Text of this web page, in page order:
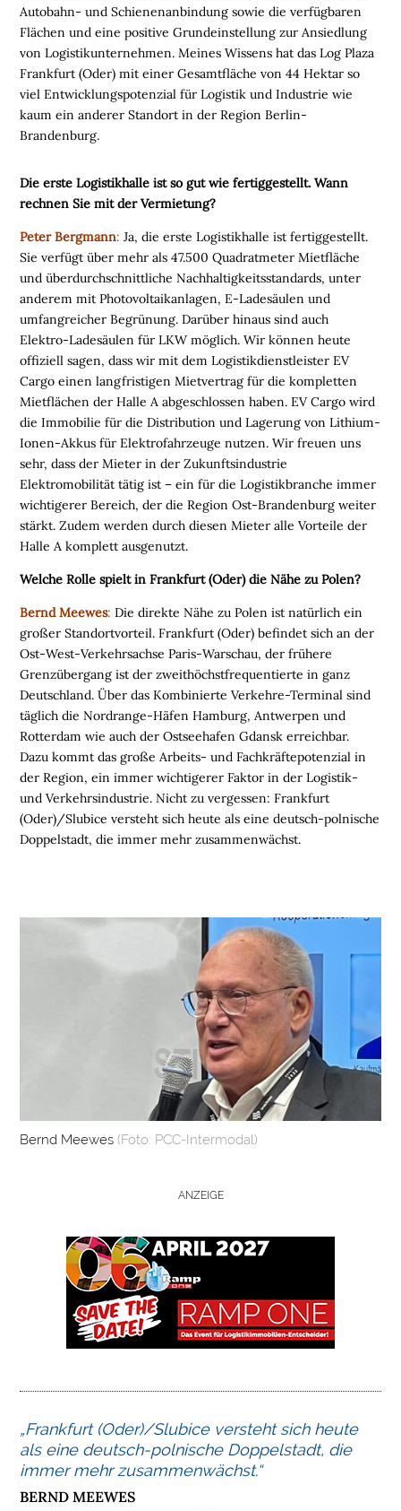
H
O
M
E
L
O
G
I
S
T
I
M
M
O
B
I
L
I
E
N
L
O
T
N
C
H
E
N
F
O
D
M
E
N
Autobahn- und Schienenanbindung sowie die verfügbaren
Flächen und eine positive Grundeinstellung zur Ansiedlung
von Logistikunternehmen. Meines Wissens hat das Log Plaza
Frankfurt (Oder) mit einer Gesamtfläche von 44 Hektar so
viel Entwicklungspotenzial für Logistik und Industrie wie
kaum ein anderer Standort in der Region Berlin-
Brandenburg.
Die erste Logistikhalle ist so gut wie fertiggestellt. Wann
rechnen Sie mit der Vermietung?
Peter Bergmann: Ja, die erste Logistikhalle ist fertiggestellt.
Sie verfügt über mehr als 47.500 Quadratmeter Mietfläche
und überdurchschnittliche Nachhaltigkeitsstandards, unter
anderem mit Photovoltaikanlagen, E-Ladesäulen und
umfangreicher Begrünung. Darüber hinaus sind auch
Elektro-Ladesäulen für LKW möglich. Wir können heute
offiziell sagen, dass wir mit dem Logistikdienstleister EV
Cargo einen langfristigen Mietvertrag für die kompletten
Mietflächen der Halle A abgeschlossen haben. EV Cargo wird
die Immobilie für die Distribution und Lagerung von Lithium-
Ionen-Akkus für Elektrofahrzeuge nutzen. Wir freuen uns
sehr, dass der Mieter in der Zukunftsindustrie
Elektromobilität tätig ist – ein für die Logistikbranche immer
wichtigerer Bereich, der die Region Ost-Brandenburg weiter
stärkt. Zudem werden durch diesen Mieter alle Vorteile der
Halle A komplett ausgenutzt.
Welche Rolle spielt in Frankfurt (Oder) die Nähe zu Polen?
Bernd Meewes: Die direkte Nähe zu Polen ist natürlich ein
großer Standortvorteil. Frankfurt (Oder) befindet sich an der
Ost-West-Verkehrsachse Paris-Warschau, der frühere
Grenzübergang ist der zweithöchstfrequentierte in ganz
Deutschland. Über das Kombinierte Verkehre-Terminal sind
täglich die Nordrange-Häfen Hamburg, Antwerpen und
Rotterdam wie auch der Ostseehafen Gdansk erreichbar.
Dazu kommt das große Arbeits- und Fachkräftepotenzial in
der Region, ein immer wichtigerer Faktor in der Logistik-
und Verkehrsindustrie. Nicht zu vergessen: Frankfurt
(Oder)/Slubice versteht sich heute als eine deutsch-polnische
Doppelstadt, die immer mehr zusammenwächst.
Bernd Meewes (Foto: PCC-Intermodal)
ANZEIGE
„Frankfurt (Oder)/Slubice versteht sich heute
als eine deutsch-polnische Doppelstadt, die
immer mehr zusammenwächst.“
BERND MEEWES